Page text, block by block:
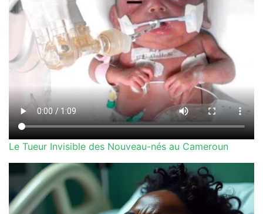
Le Tueur Invisible des Nouveau-nés au Cameroun